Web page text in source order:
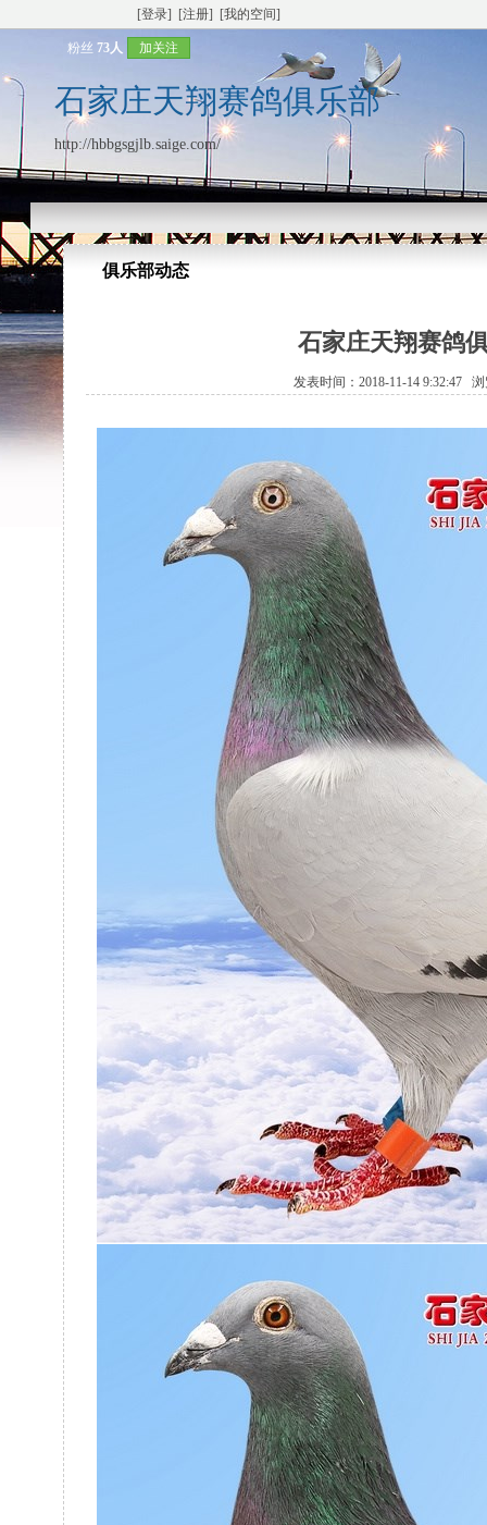
[登录] [注册] [我的空间]
粉丝 73人 加关注
石家庄天翔赛鸽俱乐部
http://hbbgsgjlb.saige.com/
俱乐部动态
石家庄天翔赛鸽
发表时间：2018-11-14 9:32:47